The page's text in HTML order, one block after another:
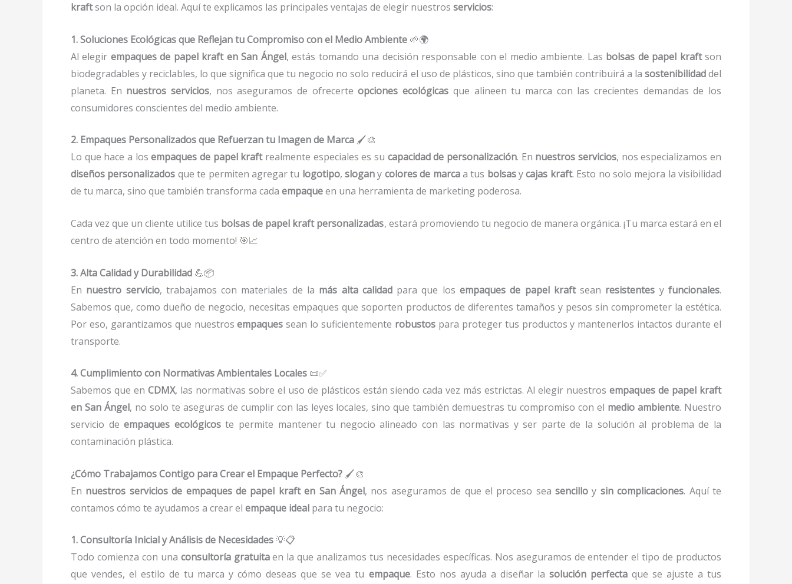
kraftson la opción ideal. Aquí te explicamos las principales ventajas de elegir nuestros servicios:
1. Soluciones Ecológicas que Reflejan tu Compromiso con el Medio Ambiente 🌱🌍
Al elegir empaques de papel kraft en San Ángel, estás tomando una decisión responsable con el medio ambiente. Las bolsas de papel kraftson
biodegradables y reciclables, lo que significa que tu negocio no solo reducirá el uso de plásticos, sino que también contribuirá a la sostenibilidaddel
planeta. En nuestros servicios, nos aseguramos de ofrecerteopciones ecológicas que alineen tu marca con las crecientes demandas de los
consumidores conscientes del medio ambiente.
2. Empaques Personalizados que Refuerzan tu Imagen de Marca 🖌️🎨
Lo que hace a losempaques de papel kraftrealmente especiales es su capacidad de personalización. En nuestros servicios, nos especializamos en
diseños personalizados que te permiten agregar tu logotipo, slogany colores de marcaa tus bolsasycajas kraft. Esto no solo mejora la visibilidad
de tu marca, sino que también transforma cada empaqueen una herramienta de marketing poderosa.
Cada vez que un cliente utilice tus bolsas de papel kraft personalizadas, estará promoviendo tu negocio de manera orgánica. ¡Tu marca estará en el
centro de atención en todo momento! 🎯📈
3. Alta Calidad y Durabilidad 💪📦
En nuestro servicio, trabajamos con materiales de la más alta calidadpara que losempaques de papel kraftsean resistentes yfuncionales.
Sabemos que, como dueño de negocio, necesitas empaques que soporten productos de diferentes tamaños y pesos sin comprometer la estética.
Por eso, garantizamos que nuestrosempaques sean lo suficientemente robustos para proteger tus productos y mantenerlos intactos durante el
transporte.
4. Cumplimiento con Normativas Ambientales Locales 📜✅
Sabemos que en CDMX, las normativas sobre el uso de plásticos están siendo cada vez más estrictas. Al elegir nuestrosempaques de papel kraft
en San Ángel, no solo te aseguras de cumplir con las leyes locales, sino que también demuestras tu compromiso con el medio ambiente. Nuestro
servicio deempaques ecológicoste permite mantener tu negocio alineado con las normativas y ser parte de la solución al problema de la
contaminación plástica.
¿Cómo Trabajamos Contigo para Crear el Empaque Perfecto? 🖌️🎨
En nuestros servicios de empaques de papel kraft en San Ángel, nos aseguramos de que el proceso seasencillo y sin complicaciones. Aquí te
contamos cómo te ayudamos a crear el empaque ideal para tu negocio:
1. Consultoría Inicial y Análisis de Necesidades💡📋
Todo comienza con una consultoría gratuitaen la que analizamos tus necesidades específicas. Nos aseguramos de entender el tipo de productos
que vendes, el estilo de tu marca y cómo deseas que se vea tu empaque. Esto nos ayuda a diseñar la solución perfectaque se ajuste a tus